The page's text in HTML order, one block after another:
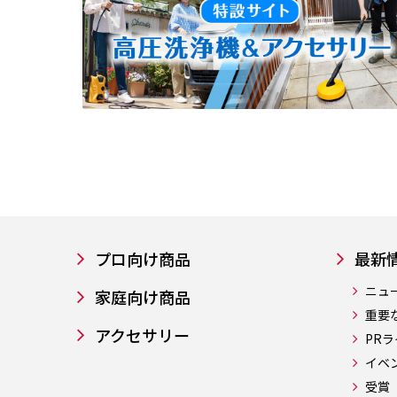
プロ向け商品
家庭向け商品
アクセサリー
最新
ニュ
重要
PR
イベ
受賞